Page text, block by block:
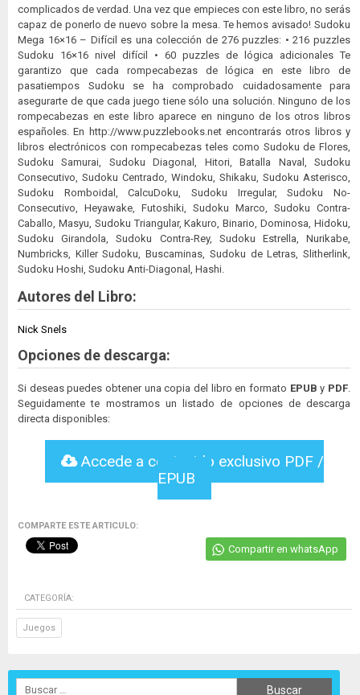
complicados de verdad. Una vez que empieces con este libro, no serás
capaz de ponerlo de nuevo sobre la mesa. Te hemos avisado! Sudoku
Mega 16×16 – Difícil es una colección de 276 puzzles: • 216 puzzles
Sudoku 16×16 nivel difícil • 60 puzzles de lógica adicionales Te
garantizo que cada rompecabezas de lógica en este libro de
pasatiempos Sudoku se ha comprobado cuidadosamente para
asegurarte de que cada juego tiene sólo una solución. Ninguno de los
rompecabezas en este libro aparece en ninguno de los otros libros
españoles. En http://www.puzzlebooks.net encontrarás otros libros y
libros electrónicos con rompecabezas teles como Sudoku de Flores,
Sudoku Samurai, Sudoku Diagonal, Hitori, Batalla Naval, Sudoku
Consecutivo, Sudoku Centrado, Windoku, Shikaku, Sudoku Asterisco,
Sudoku Romboidal, CalcuDoku, Sudoku Irregular, Sudoku No-
Consecutivo, Heyawake, Futoshiki, Sudoku Marco, Sudoku Contra-
Caballo, Masyu, Sudoku Triangular, Kakuro, Binario, Dominosa, Hidoku,
Sudoku Girandola, Sudoku Contra-Rey, Sudoku Estrella, Nurikabe,
Numbricks, Killer Sudoku, Buscaminas, Sudoku de Letras, Slitherlink,
Sudoku Hoshi, Sudoku Anti-Diagonal, Hashi.
Autores del Libro:
Nick Snels
Opciones de descarga:
Si deseas puedes obtener una copia del libro en formato EPUB y PDF
Seguidamente te mostramos un listado de opciones de descarga
directa disponibles:
Accede a contenido exclusivo PDF /
EPUB
COMPARTE ESTE ARTICULO:
Compartir en whatsApp
CATEGORÍA:
Juegos